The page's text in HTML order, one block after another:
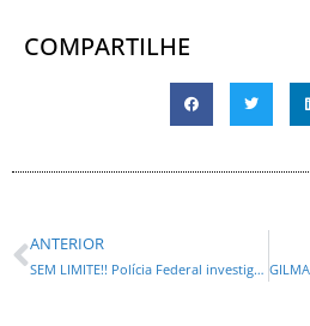
COMPARTILHE
ANTERIOR
SEM LIMITE!! Polícia Federal investiga fraude no INSS com falsos indígenas